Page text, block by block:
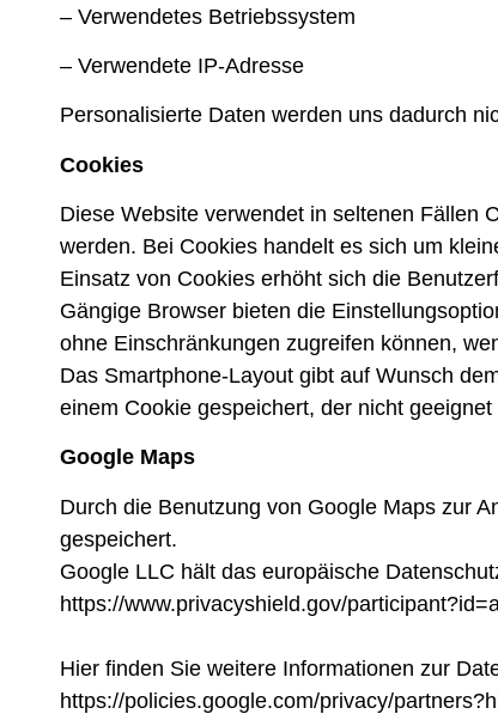
– Verwendetes Betriebssystem
– Verwendete IP-Adresse
Personalisierte Daten werden uns dadurch
Cookies
Diese Website verwendet in seltenen Fällen
werden. Bei Cookies handelt es sich um
Einsatz von Cookies erhöht sich die
Gängige Browser bieten die
ohne Einschränkungen zugreifen können,
Das Smartphone-Layout gibt auf Wunsch
einem Cookie gespeichert, der nicht
Google Maps
Durch die Benutzung von Google Maps zur
gespeichert.
Google LLC hält das europäische
https://www.privacyshield.gov/
Hier finden Sie weitere Informationen zur
https://policies.google.com/privacy/